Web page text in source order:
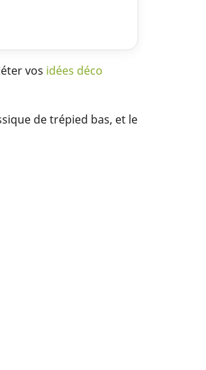
vos idées déco
de trépied bas, et le